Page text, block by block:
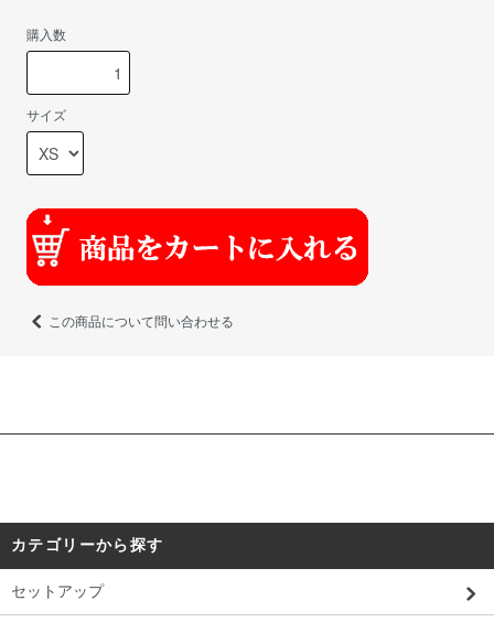
購入数
サイズ
この商品について問い合わせる
カテゴリーから探す
セットアップ